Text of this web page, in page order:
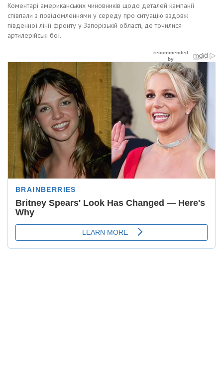
Коментарі американських чиновників щодо деталей кампанії
співпали з повідомленнями у середу про ситуацію вздовж
південної лінії фронту у Запорізькій області, де точилися
артилерійські бої.